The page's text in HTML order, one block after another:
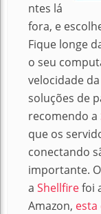
ntes lá
fora, e
Fique longe
o seu
velocidade
soluções de
recomendo a
que os
conectando
importante.
a Shellfirefoi
Amazon, esta